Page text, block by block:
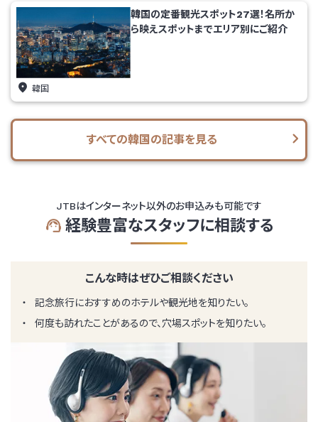
韓国の定番観光スポット27選！名所か
ら映えスポットまでエリア別にご紹介
韓国
すべての韓国の記事を見る
経験豊富なスタッフに相談する
JTBはインターネット以外のお申込みも可能です
こんな時はぜひご相談ください
記念旅行におすすめのホテルや観光地を知りたい。
何度も訪れたことがあるので、穴場スポットを知りたい。